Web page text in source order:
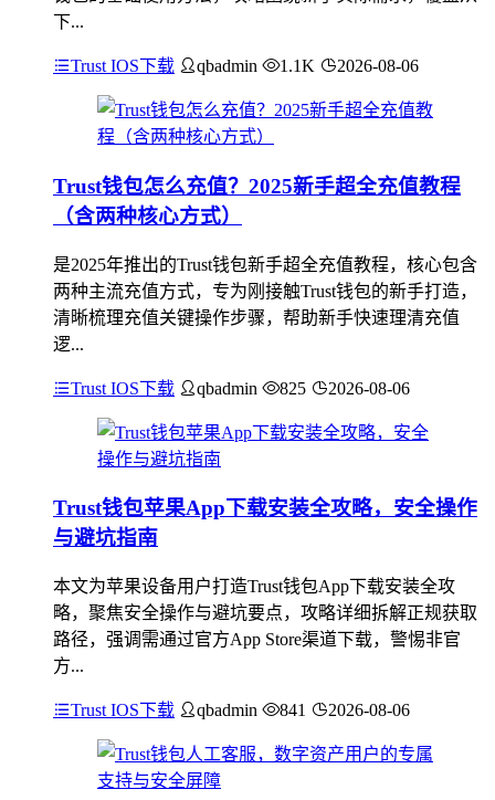
下...
Trust IOS下载 qbadmin 1.1K 2026-08-06
Trust钱包怎么充值？2025新手超全充值教程
（含两种核心方式）
是2025年推出的Trust钱包新手超全充值教程，核心包含
两种主流充值方式，专为刚接触Trust钱包的新手打造，
清晰梳理充值关键操作步骤，帮助新手快速理清充值
逻...
Trust IOS下载 qbadmin 825 2026-08-06
Trust钱包苹果App下载安装全攻略，安全操作
与避坑指南
本文为苹果设备用户打造Trust钱包App下载安装全攻
略，聚焦安全操作与避坑要点，攻略详细拆解正规获取
路径，强调需通过官方App Store渠道下载，警惕非官
方...
Trust IOS下载 qbadmin 841 2026-08-06